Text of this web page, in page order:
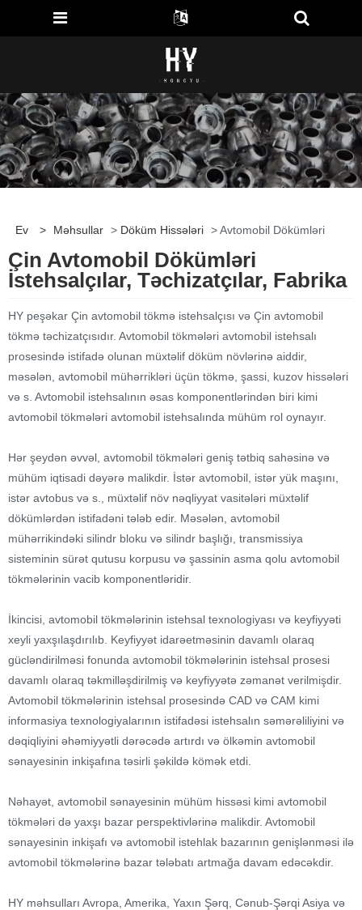
Ev > Məhsullar > Döküm Hissələri > Avtomobil Dökümləri
Çin Avtomobil Dökümləri
İstehsalçılar, Təchizatçılar, Fabrika
HY peşəkar Çin avtomobil tökmə istehsalçısı və Çin avtomobil
tökmə təchizatçısıdır. Avtomobil tökmələri avtomobil istehsalı
prosesində istifadə olunan müxtəlif döküm növlərinə aiddir,
məsələn, avtomobil mühərrikləri üçün tökmə, şassi, kuzov hissələri
və s. Avtomobil istehsalının əsas komponentlərindən biri kimi
avtomobil tökmələri avtomobil istehsalında mühüm rol oynayır.
Hər şeydən əvvəl, avtomobil tökmələri geniş tətbiq sahəsinə və
mühüm iqtisadi dəyərə malikdir. İstər avtomobil, istər yük maşını,
istər avtobus və s., müxtəlif növ nəqliyyat vasitələri müxtəlif
dökümlərdən istifadəni tələb edir. Məsələn, avtomobil
mühərrikindəki silindr bloku və silindr başlığı, transmissiya
sisteminin sürət qutusu korpusu və şassinin asma qolu avtomobil
tökmələrinin vacib komponentləridir.
İkincisi, avtomobil tökmələrinin istehsal texnologiyası və keyfiyyəti
xeyli yaxşılaşdırılıb. Keyfiyyət idarəetməsinin davamlı olaraq
gücləndirilməsi fonunda avtomobil tökmələrinin istehsal prosesi
davamlı olaraq təkmilləşdirilmiş və keyfiyyətə zəmanət verilmişdir.
Avtomobil tökmələrinin istehsal prosesində CAD və CAM kimi
informasiya texnologiyalarının istifadəsi istehsalın səmərəliliyini və
dəqiqliyini əhəmiyyətli dərəcədə artırdı və ölkəmin avtomobil
sənayesinin inkişafına təsirli şəkildə kömək etdi.
Nəhayət, avtomobil sənayesinin mühüm hissəsi kimi avtomobil
tökmələri də yaxşı bazar perspektivlərinə malikdir. Avtomobil
sənayesinin inkişafı və avtomobil istehlak bazarının genişlənməsi ilə
avtomobil tökmələrinə bazar tələbatı artmağa davam edəcəkdir.
HY məhsulları Avropa, Amerika, Yaxın Şərq, Cənub-Şərqi Asiya və